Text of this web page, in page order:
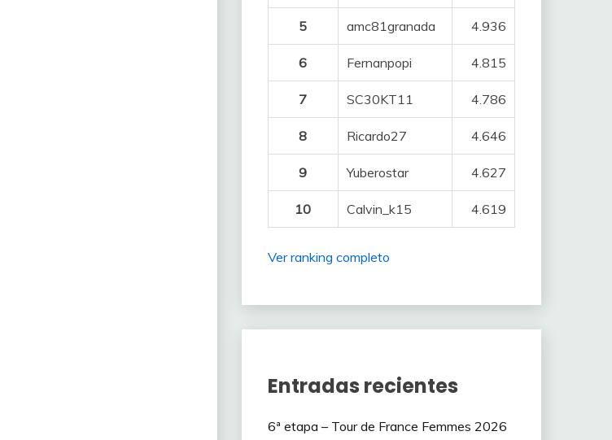
5 amc81granada 4.936
6 Fernanpopi 4.815
7 SC30KT11 4.786
8 Ricardo27 4.646
9 Yuberostar 4.627
10 Calvin_k15 4.619
Ver ranking completo
Entradas recientes
6ª etapa – Tour de France Femmes 2026